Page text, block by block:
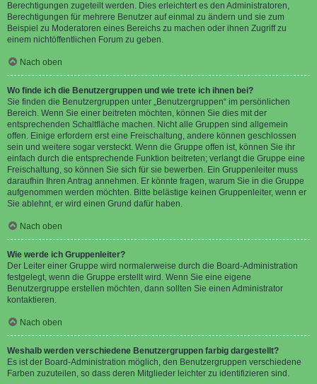
Berechtigungen zugeteilt werden. Dies erleichtert es den Administratoren,
Berechtigungen für mehrere Benutzer auf einmal zu ändern und sie zum
Beispiel zu Moderatoren eines Bereichs zu machen oder ihnen Zugriff zu
einem nichtöffentlichen Forum zu geben.
Nach oben
Wo finde ich die Benutzergruppen und wie trete ich ihnen bei?
Sie finden die Benutzergruppen unter „Benutzergruppen“ im persönlichen
Bereich. Wenn Sie einer beitreten möchten, können Sie dies mit der
entsprechenden Schaltfläche machen. Nicht alle Gruppen sind allgemein
offen. Einige erfordern erst eine Freischaltung, andere können geschlossen
sein und weitere sogar versteckt. Wenn die Gruppe offen ist, können Sie ihr
einfach durch die entsprechende Funktion beitreten; verlangt die Gruppe eine
Freischaltung, so können Sie sich für sie bewerben. Ein Gruppenleiter muss
daraufhin Ihren Antrag annehmen. Er könnte fragen, warum Sie in die Gruppe
aufgenommen werden möchten. Bitte belästige keinen Gruppenleiter, wenn er
Sie ablehnt, er wird einen Grund dafür haben.
Nach oben
Wie werde ich Gruppenleiter?
Der Leiter einer Gruppe wird normalerweise durch die Board-Administration
festgelegt, wenn die Gruppe erstellt wird. Wenn Sie eine eigene
Benutzergruppe erstellen möchten, dann sollten Sie einen Administrator
kontaktieren.
Nach oben
Weshalb werden verschiedene Benutzergruppen farbig dargestellt?
Es ist der Board-Administration möglich, den Benutzergruppen verschiedene
Farben zuzuteilen, so dass deren Mitglieder leichter zu identifizieren sind.